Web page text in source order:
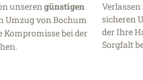
unserengünstigen
Umzug von Bochum
Kompromisse bei der
sicheren
der Ihre
Sorgfalt